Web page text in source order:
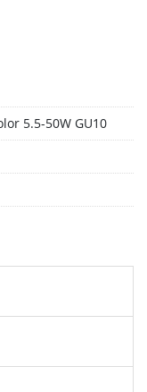
5.5-50W GU10